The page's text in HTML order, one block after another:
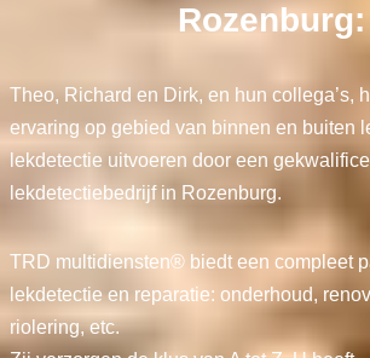
Rozenburg:
Theo, Richard en Dirk, en hun collega’s,
ervaring op gebied van binnen en buiten
lekdetectie uitvoeren door een
lekdetectiebedrijf in Rozenburg.
TRD multidiensten® biedt een compleet
lekdetectie en reparatie: onderhoud,
riolering, etc.